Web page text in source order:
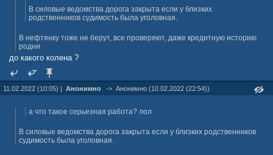
В силовые ведомства дорога закрыта если у близких
родственников судимость была уголовная.
В нефтянку тоже не берут, все проверяют, даже кредитную историю
родни
до какого колена ?
11.02.2022 (10:05) | Анонимно -> Анонимно (10.02.2022 (22:54))
а что такое серьезная работа? лол
В силовые ведомства дорога закрыта если у близких родственников
судимость была уголовная.